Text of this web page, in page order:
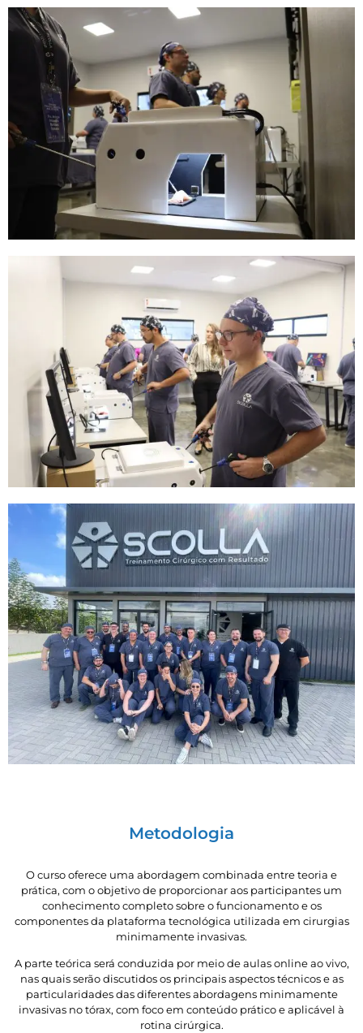
Metodologia
O curso oferece uma abordagem combinada entre teoria e
prática, com o objetivo de proporcionar aos participantes um
conhecimento completo sobre o funcionamento e os
componentes da plataforma tecnológica utilizada em cirurgias
minimamente invasivas.
A parte teórica será conduzida por meio de aulas online ao vivo,
nas quais serão discutidos os principais aspectos técnicos e as
particularidades das diferentes abordagens minimamente
invasivas no tórax, com foco em conteúdo prático e aplicável à
rotina cirúrgica.